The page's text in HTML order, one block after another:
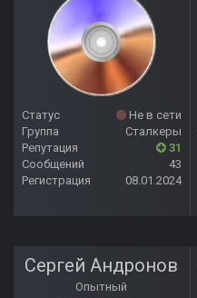
Статус
Не в сети
Группа
Сталкеры
Репутация
31
Сообщений
43
Регистрация
08.01.2024
Сергей Андронов
Опытный